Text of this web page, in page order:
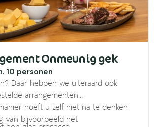
Onmeunig gek
10 personen
Daar hebben we uiteraard ook
arrangementen
hoeft u zelf niet na te denken
van bijvoorbeeld het